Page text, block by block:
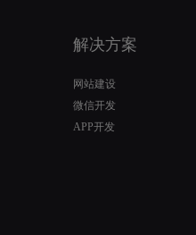
解决方案
网站建设
微信开发
APP开发